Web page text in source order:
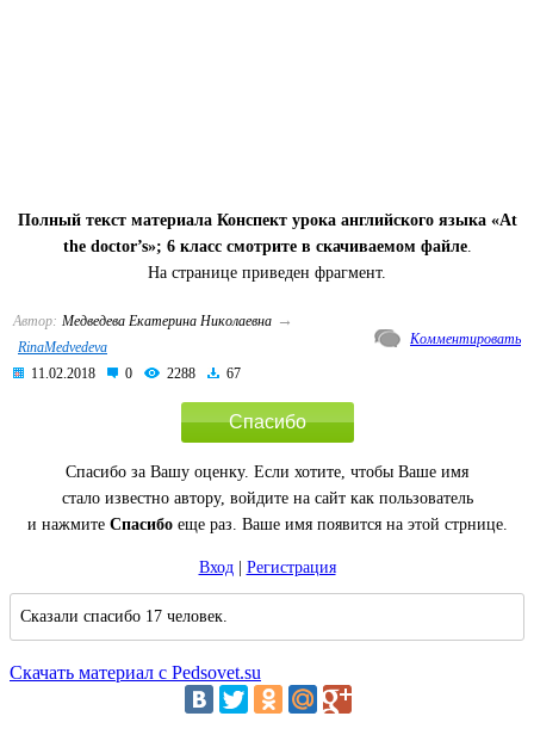
Полный текст материала Конспект урока английского языка «At
the doctor’s»; 6 класс смотрите в скачиваемом файле.
На странице приведен фрагмент.
Автор: Медведева Екатерина Николаевна →
RinaMedvedeva
11.02.2018
0 2288 67
Комментировать
Спасибо
Спасибо за Вашу оценку. Если хотите, чтобы Ваше имя
стало известно автору, войдите на сайт как пользователь
и нажмите Спасибоеще раз. Ваше имя появится на этой стрнице.
Вход| Регистрация
Сказали спасибо 17 человек.
Скачать материал с Pedsovet.su